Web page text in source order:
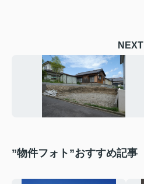
NEXT
”物件フォト”おすすめ記事